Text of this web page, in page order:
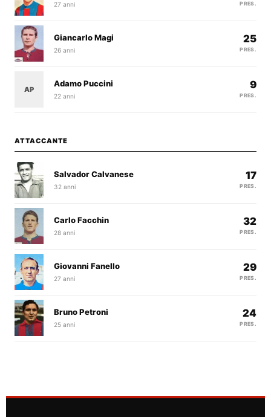
27 anni PRES.
Giancarlo Magi
26 anni
25
PRES.
AP
Adamo Puccini
22 anni
9
PRES.
ATTACCANTE
Salvador Calvanese
32 anni
17
PRES.
Carlo Facchin
28 anni
32
PRES.
Giovanni Fanello
27 anni
29
PRES.
Bruno Petroni
25 anni
24
PRES.